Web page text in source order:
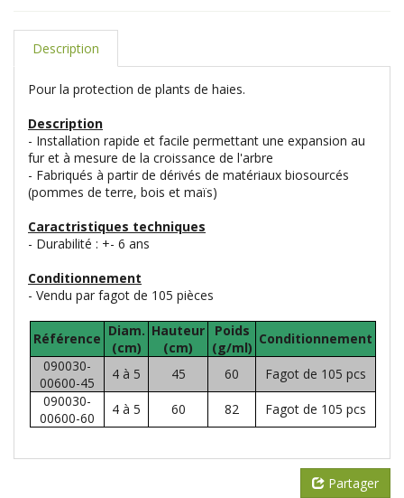
Description
Pour la protection de plants de haies.
Description
- Installation rapide et facile permettant une expansion au
fur et à mesure de la croissance de l'arbre
- Fabriqués à partir de dérivés de matériaux biosourcés
(pommes de terre, bois et maïs)
Caractristiques techniques
- Durabilité : +- 6 ans
Conditionnement
- Vendu par fagot de 105 pièces
Référence Diam.
(cm)
Hauteur
(cm)
Poids
(g/ml)
Conditionnement
090030-
00600-45
4 à 5 45 60
Fagot de 105 pcs
090030-
00600-60
4 à 5 60 82 Fagot de 105 pcs
Partager